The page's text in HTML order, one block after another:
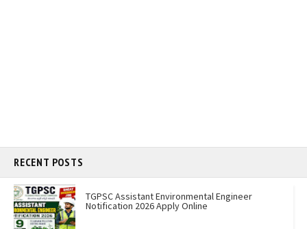
RECENT POSTS
TGPSC Assistant Environmental Engineer
Notification 2026 Apply Online